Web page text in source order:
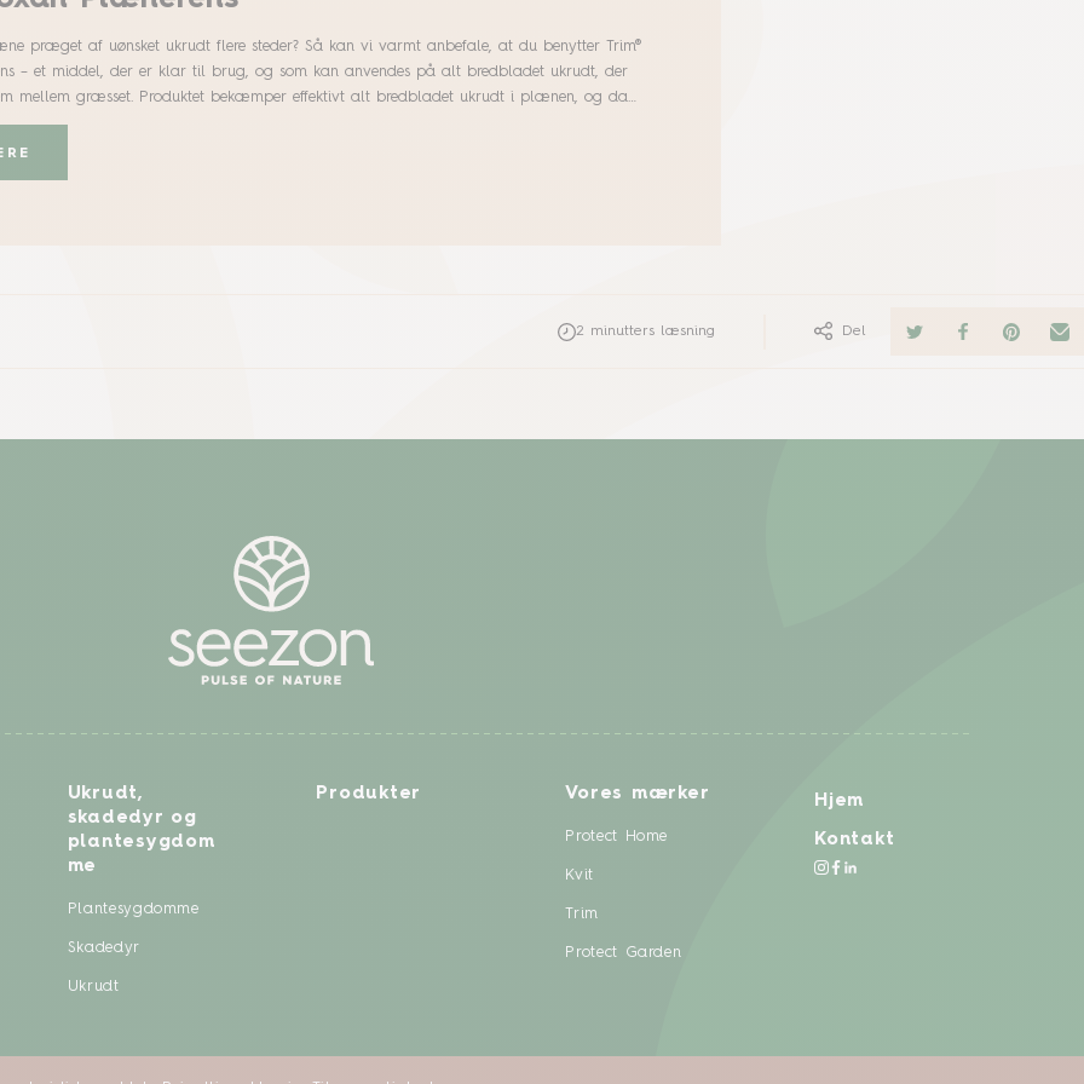
præget af uønsket ukrudt flere steder? Så kan vi varmt anbefale, at du benytter Trim®
– et middel, der er klar til brug, og som kan anvendes på alt bredbladet ukrudt, der
mellem græsset. Produktet bekæmper effektivt alt bredbladet ukrudt i plænen, og da
og herefter transporteres ned gennem planten og ned til roden, hvor bekæmpelsen
opstår en genvækst. Skader ikke græsset Tár hele ukrudtet, også roden
2 minutters læsning Del
Ukrudt,
skadedyr og
plantesygdom
me
Plantesygdomme
Skadedyr
Ukrudt
Produkter Vores mærker
Protect Home
Kvit
Trim
Protect Garden
Hjem
Kontakt